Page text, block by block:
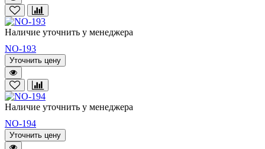
Наличие уточнить у менеджера
NO-193
Уточнить цену
Наличие уточнить у менеджера
NO-194
Уточнить цену